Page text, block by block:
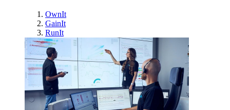
OwnIt
GainIt
RunIt